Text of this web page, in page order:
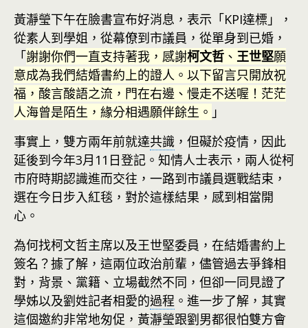
黃瀞瑩下午在臉書宣布好消息，表示「KPI達標」，
從素人到學姐，從幕僚到市議員，從單身到已婚，
「謝謝你們一直支持著我，感謝柯文哲 、 王世堅願
意成為我們結婚書約上的證人。以下留言只開放祝
福，酸言酸語之流，門在右邊、慢走不送喔！茫茫
人海曾是陌生，緣分相遇願伴餘生。 」
事實上，雙方兩年前就達共識 ，但礙於疫情，因此
延後到今年3月11日登記。知情人士表示，兩人從柯
市府時期認識進而交往，一路到市議員選戰結束，
選在今日步入紅毯，對於這樣結果，感到相當開
心。
為何找柯文哲主席以及王世堅委員，在結婚書約上
簽名？據了解，這兩位政治前輩，儘管過去爭鋒相
對，背景、黨籍、立場截然不同，但卻一同見證了
學姊以及劉姓記者相愛的過程 。進一步了解，其實
這個邀約非常地匆促，黃瀞瑩跟劉男都很怕雙方會